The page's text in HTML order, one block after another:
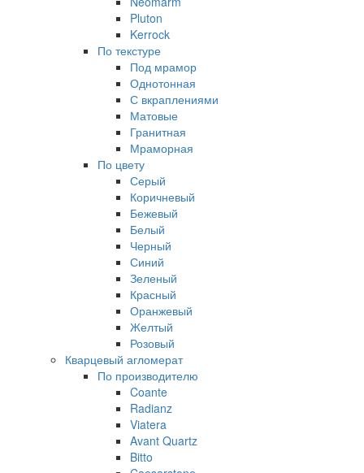
Pluton
Kerrock
По текстуре
Под мрамор
Однотонная
С вкраплениями
Матовые
Гранитная
Мраморная
По цвету
Серый
Коричневый
Бежевый
Белый
Черный
Синий
Зеленый
Красный
Оранжевый
Желтый
Розовый
Кварцевый агломерат
По производителю
Coante
Radianz
Viatera
Avant Quartz
Bitto